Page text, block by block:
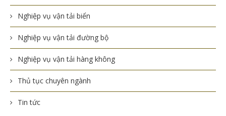
Nghiệp vụ vận tải biển
Nghiệp vụ vận tải đường bộ
Nghiệp vụ vận tải hàng không
Thủ tục chuyên ngành
Tin tức